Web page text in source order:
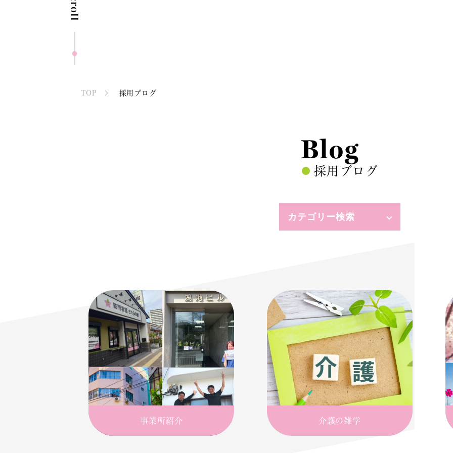
TOP 採用ブログ
Blog
採用ブログ
事業所紹介 介護の雑学